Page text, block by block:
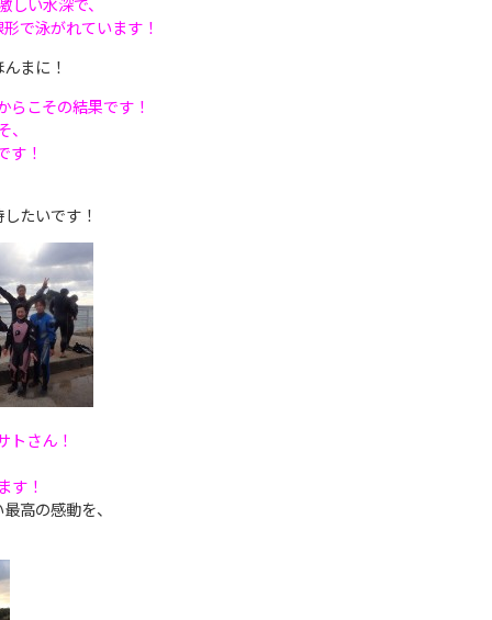
で泳がれています！
まに！
らこその結果です！
す！
たいです！
さん！
す！
高の感動を、